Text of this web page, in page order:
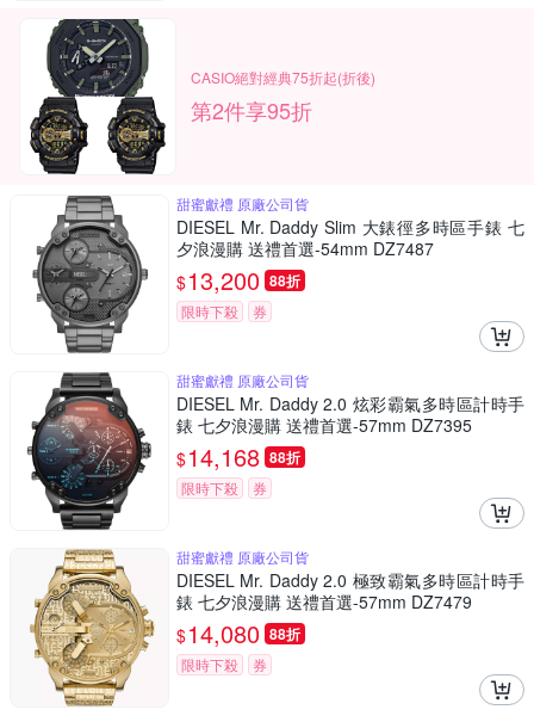
CASIO絕對經典75折起(折後)
第2件享95折
甜蜜獻禮 原廠公司貨
DIESEL Mr. Daddy Slim 大錶徑多時區手錶 七
夕浪漫購 送禮首選-54mm DZ7487
$13,200 88折
限時下殺 券
甜蜜獻禮 原廠公司貨
DIESEL Mr. Daddy 2.0 炫彩霸氣多時區計時手
錶 七夕浪漫購 送禮首選-57mm DZ7395
$14,168 88折
限時下殺 券
甜蜜獻禮 原廠公司貨
DIESEL Mr. Daddy 2.0 極致霸氣多時區計時手
錶 七夕浪漫購 送禮首選-57mm DZ7479
$14,080 88折
限時下殺 券